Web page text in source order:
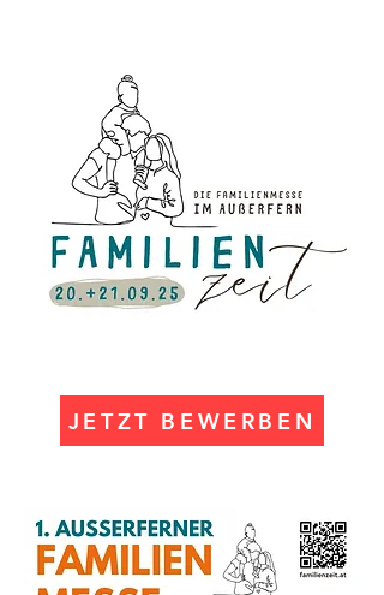
JETZT BEWERBEN